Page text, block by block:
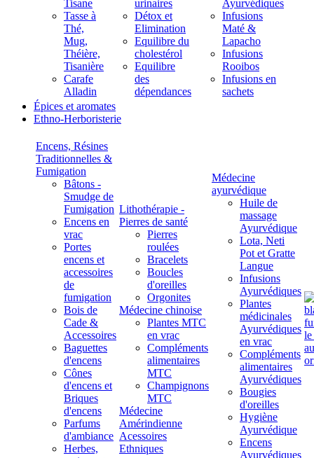
Tisane
Tasse à
Thé,
Mug,
Théière,
Tisanière
Carafe
Alladin
urinaires
Détox et
Elimination
Equilibre du
cholestérol
Equilibre
des
dépendances
Ayurvédiques
Infusions
Maté &
Lapacho
Infusions
Rooibos
Infusions en
sachets
Épices et aromates
Ethno-Herboristerie
Encens, Résines
Traditionnelles &
Fumigation
Bâtons -
Smudge de
Fumigation
Encens en
vrac
Portes
encens et
accessoires
de
fumigation
Bois de
Cade &
Accessoires
Baguettes
d'encens
Cônes
d'encens et
Briques
d'encens
Parfums
d'ambiance
Herbes,
Lithothérapie -
Pierres de santé
Pierres
roulées
Bracelets
Boucles
d'oreilles
Orgonites
Médecine chinoise
Plantes MTC
en vrac
Compléments
alimentaires
MTC
Champignons
MTC
Médecine
Amérindienne
Acessoires
Ethniques
Médecine
ayurvédique
Huile de
massage
Ayurvédique
Lota, Neti
Pot et Gratte
Langue
Infusions
Ayurvédiques
Plantes
médicinales
Ayurvédiques
en vrac
Compléments
alimentaires
Ayurvédiques
Bougies
d'oreilles
Hygiène
Ayurvédique
Encens
Ayurvédiques